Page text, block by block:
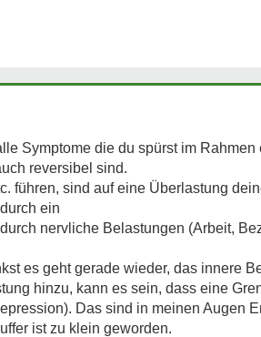
Symptome die du spürst im
reversibel sind.
führen, sind auf eine Überlastung
ein
nervliche Belastungen (Arbeit,
es geht gerade wieder, das innere
hinzu, kann es sein, dass eine
Das sind in meinen Augen
ist zu klein geworden.